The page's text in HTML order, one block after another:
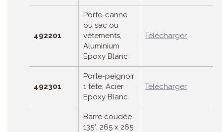
492201
Porte-canne
ou sac ou
vêtements,
Aluminium
Epoxy Blanc
Télécharger
492301
Porte-peignoir
1 tête, Acier
Epoxy Blanc
Télécharger
Barre coudée
135°, 265 x 265